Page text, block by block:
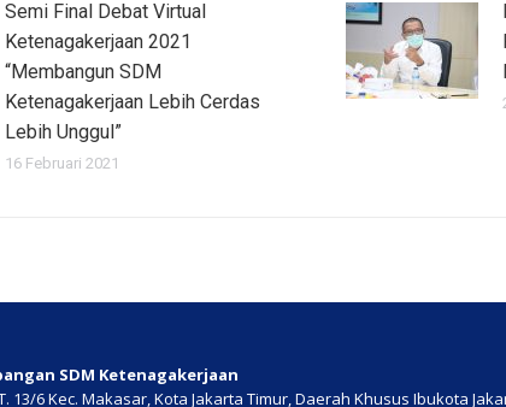
Semi Final Debat Virtual
Ketenagakerjaan 2021
“Membangun SDM
Ketenagakerjaan Lebih Cerdas
Lebih Unggul”
16 Februari 2021
SDM Ketenagakerjaan
13/6 Kec. Makasar, Kota Jakarta Timur, Daerah Khusus Ibukota